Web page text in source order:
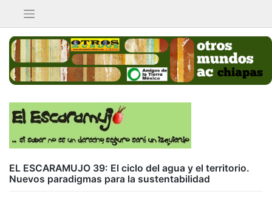
contenido
EL ESCARAMUJO 39: El ciclo del agua y el territorio.
Nuevos paradigmas para la sustentabilidad